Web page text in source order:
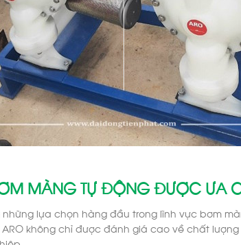
MÀNG TỰ ĐỘNG ĐƯỢC ƯA
những lựa chọn hàng đầu trong lĩnh vực bơm
không chỉ được đánh giá cao về chất